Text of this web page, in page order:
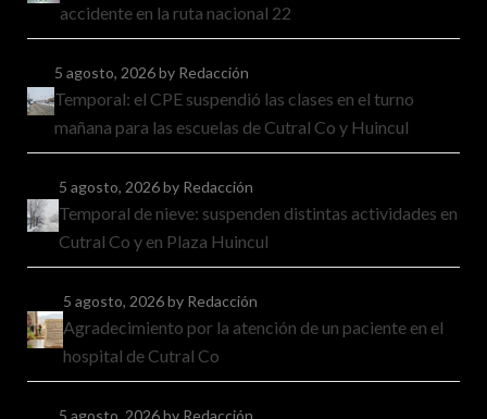
accidente en la ruta nacional 22
5 agosto, 2026by Redacción
Temporal: el CPE suspendió las clases en el turno
mañana para las escuelas de Cutral Co y Huincul
5 agosto, 2026by Redacción
Temporal de nieve: suspenden distintas actividades en
Cutral Co y en Plaza Huincul
5 agosto, 2026by Redacción
Agradecimiento por la atención de un paciente en el
hospital de Cutral Co
5 agosto, 2026by Redacción